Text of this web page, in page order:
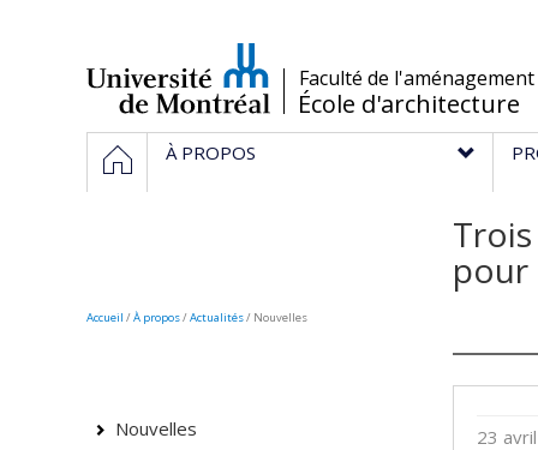
/Faculté de l'aménagement
École d'architecture
Navigation
principale
ACCUEIL
À PROPOS
pour
23
Accueil /À propos/Actualités/ Nouvelles
Nouvelles